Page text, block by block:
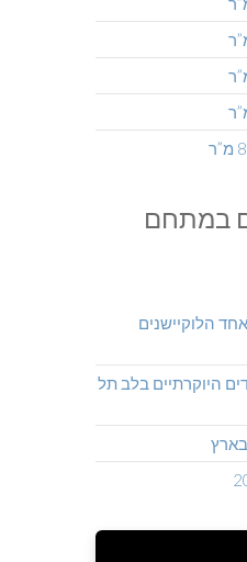
במתחם
הלוקיישנים
היוקרתיים בלב תל